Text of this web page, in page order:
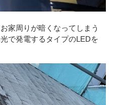
家周りが暗くなってしまう
で発電するタイプのLEDを